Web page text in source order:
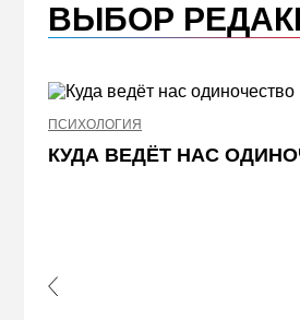
ВЫБОР
ПСИХОЛОГИЯ
КУДА ВЕДЁТ НАС
Slide